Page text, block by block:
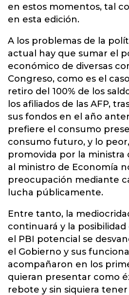
en estos momentos, tal
en esta edición.
A los problemas de la
actual hay que sumar el
económico de diversas
Congreso, como es el
retiro del 100% de los
los afiliados de las AFP,
sus fondos en el año
prefiere el consumo
consumo futuro, y lo
promovida por la ministra
al ministro de Economía
preocupación mediante
lucha públicamente.
Entre tanto, la
continuará y la
el PBI potencial se
el Gobierno y sus
acompañaron en los
quieran presentar como
rebote y sin siquiera